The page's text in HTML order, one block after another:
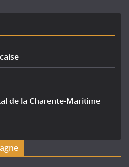
de la Charente-Maritime